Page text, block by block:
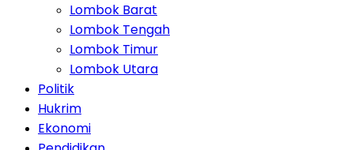
Lombok Barat
Lombok Tengah
Lombok Timur
Lombok Utara
Politik
Hukrim
Ekonomi